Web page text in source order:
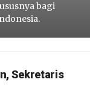
bagi
Sekretaris